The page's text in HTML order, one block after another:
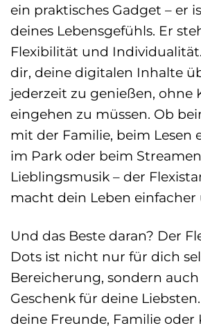
ein praktisches Gadget – er
deines Lebensgefühls. Er
Flexibilität und
dir, deine digitalen Inhalte
jederzeit zu genießen, ohne
eingehen zu müssen. Ob
mit der Familie, beim Lesen
im Park oder beim
Lieblingsmusik – der
macht dein Leben einfacher
Und das Beste daran? Der
Dots ist nicht nur für dich
Bereicherung, sondern
Geschenk für deine
deine Freunde, Familie